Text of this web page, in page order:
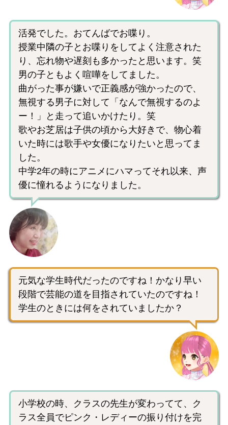
活発でした。おてんばでお喋り。
授業中隣の子とお喋りをしてよく注意された
り、忘れ物や遅刻も多かったと思います。笑
男の子ともよく喧嘩をしてました。
曲がった事が嫌いで正義感が強かったので、
無視する男子に対して「なんで無視するのよ
ー！」と走って追いかけたり。笑
歌やお芝居は子供の頃から大好きで、物心着
いた時には歌手や女優になりたいと思ってま
した。
中学2年の時にアニメにハマってそれ以来、声
優に憧れるようになりました。
元気な学生時代だったのですね！かなり早い
段階で芸能の道を目指されていたのですね！
学生のときには何をされていましたか？
小学校の時、クラスの先生が変わってて、ク
ラス全員でピンク・レディーの振り付けを完